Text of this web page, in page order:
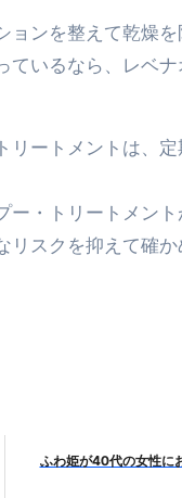
欺」に引っかから
10％増量の「
稼ぐセルフバック
怖くない！初心者で
主におすすめの資金調
ンを整えて乾燥を
ているなら、レベ
リートメントは、
ー・トリートメン
スクを抑えて確か
ふわ姫が40代の女性に